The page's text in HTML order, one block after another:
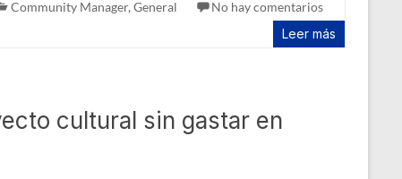
Community Manager, General
No hay comentarios
Leer más
cultural sin gastar en